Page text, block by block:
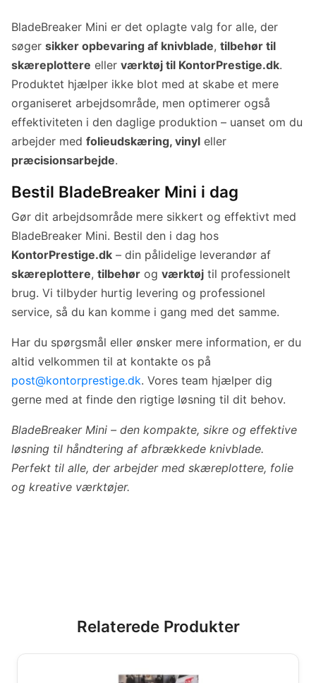
BladeBreaker Mini er det oplagte valg for alle, der
søger sikker opbevaring af knivblade, tilbehør til
skæreplottere eller værktøj til KontorPrestige.dk.
Produktet hjælper ikke blot med at skabe et mere
organiseret arbejdsområde, men optimerer også
effektiviteten i den daglige produktion – uanset om du
arbejder med folieudskæring, vinyl eller
præcisionsarbejde.
Bestil BladeBreaker Mini i dag
Gør dit arbejdsområde mere sikkert og effektivt med
BladeBreaker Mini. Bestil den i dag hos
KontorPrestige.dk – din pålidelige leverandør af
skæreplottere, tilbehør og værktøj til professionelt
brug. Vi tilbyder hurtig levering og professionel
service, så du kan komme i gang med det samme.
Har du spørgsmål eller ønsker mere information, er du
altid velkommen til at kontakte os på
post@kontorprestige.dk. Vores team hjælper dig
gerne med at finde den rigtige løsning til dit behov.
BladeBreaker Mini – den kompakte, sikre og effektive
løsning til håndtering af afbrækkede knivblade.
Perfekt til alle, der arbejder med skæreplottere, folie
og kreative værktøjer.
Relaterede Produkter